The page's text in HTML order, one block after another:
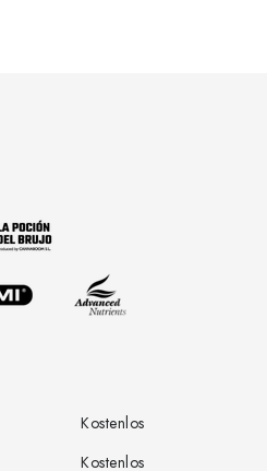
Kostenlos
Kostenlos